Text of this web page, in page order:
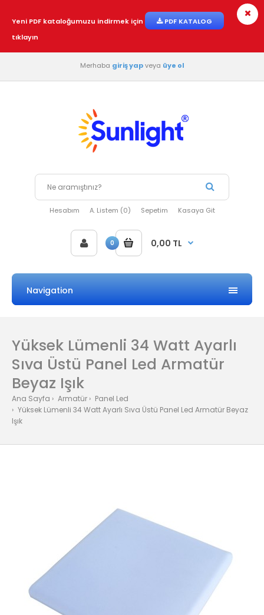
Yeni PDF kataloğumuzu indirmek için
PDF KATALOG
tıklayın
Merhaba giriş yapveya üye ol
Hesabım A. Listem (0) Sepetim Kasaya Git
0 0,00 TL
Navigation
Yüksek Lümenli 34 Watt Ayarlı
Sıva Üstü Panel Led Armatür
Beyaz Işık
Ana Sayfa Armatür
Panel Led
Yüksek Lümenli 34 Watt Ayarlı Sıva Üstü Panel Led Armatür Beyaz
Işık